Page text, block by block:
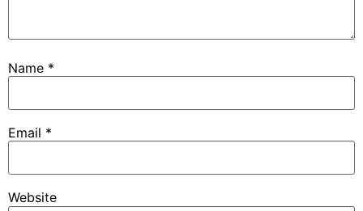
Name *
Email *
Website